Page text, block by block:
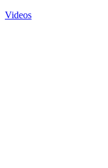
Videos